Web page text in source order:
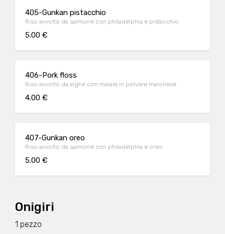
405-Gunkan pistacchio
Riso avvolto da salmone con philadelphia e pistacchio
5.00 €
406-Pork floss
Riso avvolto da alghe con maiale in polvere maionese
4.00 €
407-Gunkan oreo
Riso avvolto da salmone con philadelphia e oreo
5.00 €
Onigiri
1 pezzo